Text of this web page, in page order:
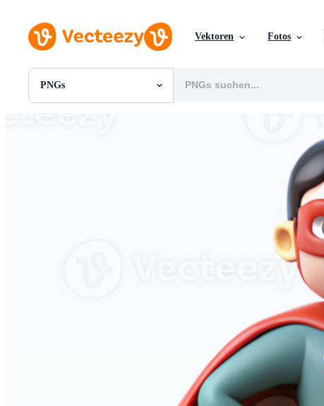
Vektoren Fotos
PNGs
Alle Bilder